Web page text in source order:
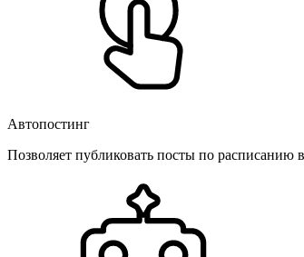
Автопостинг
Позволяет публиковать посты по расписанию